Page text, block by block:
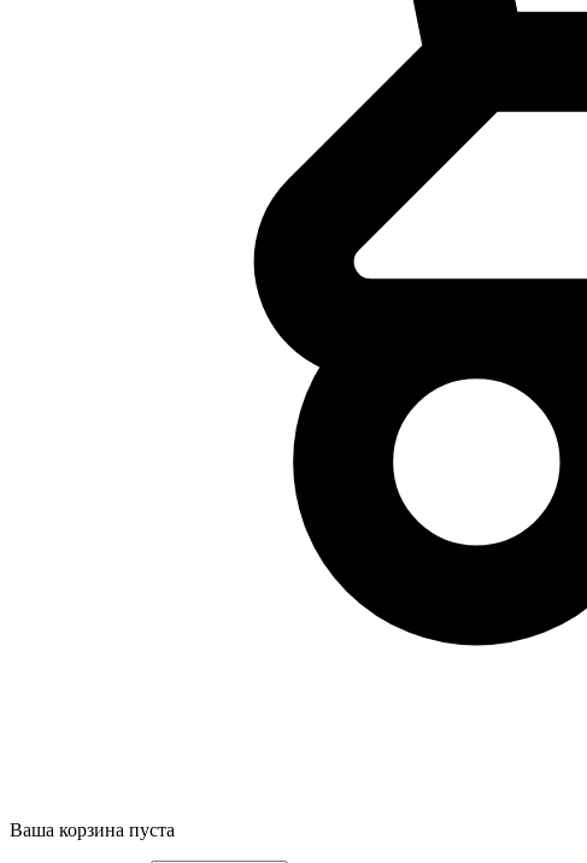
Ваша корзина пуста